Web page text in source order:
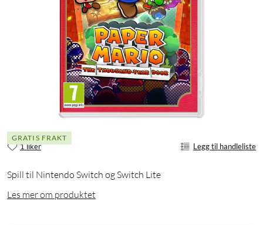
GRATIS FRAKT
1 liker Legg til handleliste
Spill til Nintendo Switch og Switch Lite
Les mer om produktet